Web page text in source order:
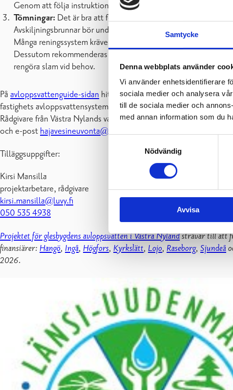
Samtycke
Denna webbplats använder
Vi använder enhetsidentifierare
sociala medier och analysera
till de sociala medier och
med annan information som du
Nödvändig
Avvisa
Genom att följa instruktionerna säkerställer du goda
Tömningar: Det är bra att följa med ansamlingen av sediment
Avskiljningsbrunnar bör underhållas genom tömning,
Många reningssystem kräver även tömning vid behov.
Dessutom rekommenderas det att regelbundet kontrollera
rengöra slam vid behov.
På avloppsvattenguide-sidan hittar du användnings- och
fastighets avloppsvattensystem, rekommenderas att du
Rådgivare från Västra Nylands vatten och miljö rf:s (LUVY)
och e-post hajavesineuvonta@luvy.fi
Tilläggsuppgifter:
Kirsi Mansilla
projektarbetare, rådgivare
kirsi.mansilla@luvy.fi
050 535 4938
Projektet för glesbygdens avloppsvatten iVästra Nylandsträvar till att
finansiärer: Hangö, Ingå, Högfors, Kyrkslätt, Lojo, Raseborg, Sjundeå
2026.